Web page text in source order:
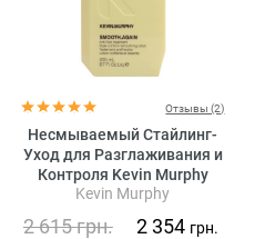
Отзывы (2)
Несмываемый Стайлинг-
Уход для Разглаживания и
Контроля Kevin Murphy
Smooth Again Anti-Frizz
Kevin Murphy
2 615грн. 2 354 грн.